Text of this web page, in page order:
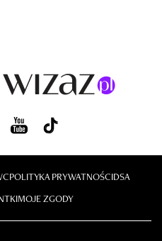
POLITYKA PRYWATNOŚCIDSA
MOJE ZGODY